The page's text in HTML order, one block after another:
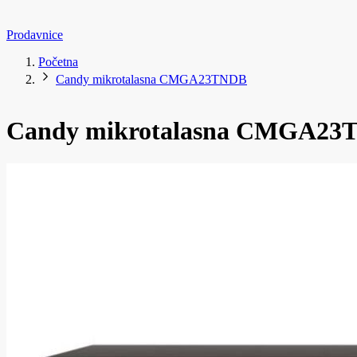
Prodavnice
Početna
Candy mikrotalasna CMGA23TNDB
Candy mikrotalasna